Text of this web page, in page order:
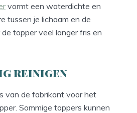
vormt een waterdichte en
tussen je lichaam en de
topper veel langer fris en
reinigen
van de fabrikant voor het
Sommige toppers kunnen